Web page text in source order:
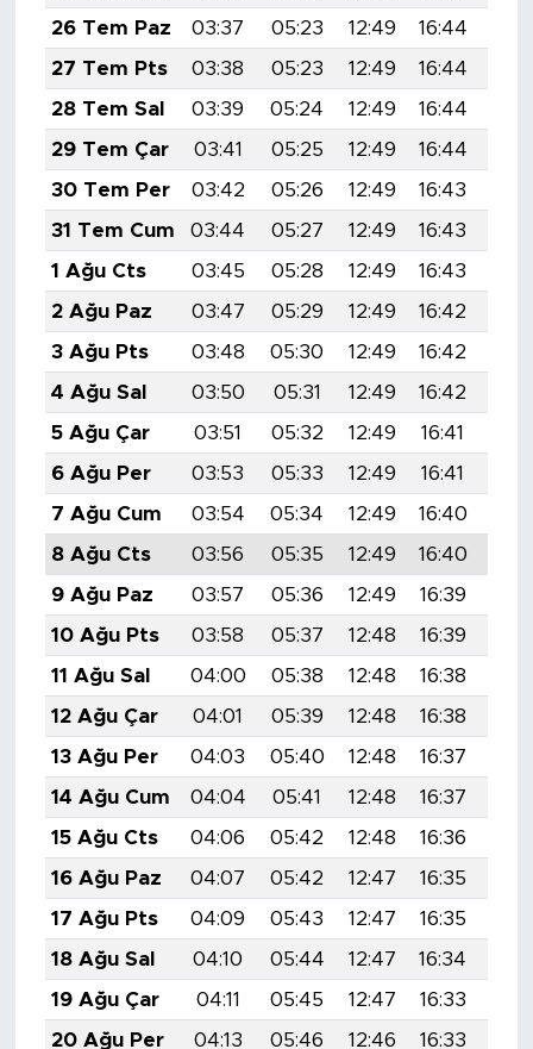
26 Tem Paz
03:37 05:23 12:49 16:44
27 Tem Pts
03:38 05:23 12:49 16:44
28 Tem Sal
03:39 05:24 12:49 16:44
29 Tem Çar
03:41 05:25 12:49 16:44
30 Tem Per
03:42 05:26 12:49 16:43
31 Tem Cum
03:44 05:27 12:49 16:43
1 Ağu Cts
03:45 05:28 12:49 16:43
2 Ağu Paz
03:47 05:29 12:49 16:42
3 Ağu Pts
03:48 05:30 12:49 16:42
4 Ağu Sal
03:50 05:31 12:49 16:42
5 Ağu Çar
03:51 05:32 12:49 16:41
6 Ağu Per
03:53 05:33 12:49 16:41
7 Ağu Cum
03:54 05:34 12:49 16:40
8 Ağu Cts
03:56 05:35 12:49 16:40
9 Ağu Paz
03:57 05:36 12:49 16:39
10 Ağu Pts
03:58 05:37 12:48 16:39
11 Ağu Sal
04:00 05:38 12:48 16:38
12 Ağu Çar
04:01 05:39 12:48 16:38
13 Ağu Per
04:03 05:40 12:48 16:37
14 Ağu Cum
04:04 05:41 12:48 16:37
15 Ağu Cts
04:06 05:42 12:48 16:36
16 Ağu Paz
04:07 05:42 12:47 16:35
17 Ağu Pts
04:09 05:43 12:47 16:35
18 Ağu Sal
04:10 05:44 12:47 16:34
19 Ağu Çar
04:11 05:45 12:47 16:33
20 Ağu Per
04:13 05:46 12:46 16:33